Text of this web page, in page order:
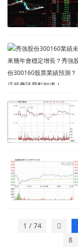
1 / 74
8